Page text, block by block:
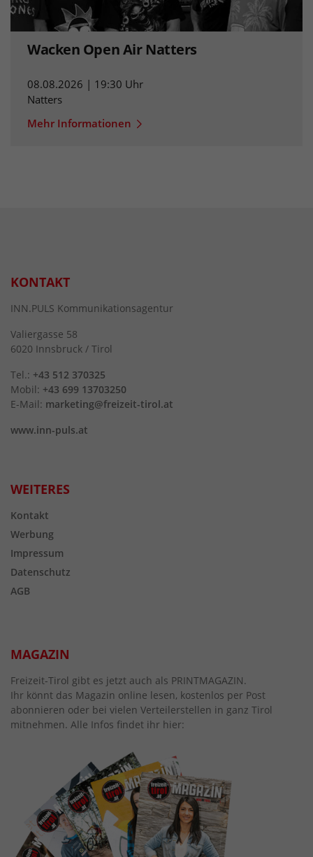
Wacken Open Air Natters
08.08.2026 | 19:30 Uhr
Natters
Mehr Informationen
KONTAKT
INN.PULS Kommunikationsagentur
Valiergasse 58
6020 Innsbruck / Tirol
Tel.: +43 512 370325
Mobil: +43 699 13703250
E-Mail: marketing@freizeit-tirol.at
www.inn-puls.at
WEITERES
Kontakt
Werbung
Impressum
Datenschutz
AGB
MAGAZIN
Freizeit-Tirol gibt es jetzt auch als PRINTMAGAZIN.
Ihr könnt das Magazin online lesen, kostenlos per Post
abonnieren oder bei vielen Verteilerstellen in ganz Tirol
mitnehmen. Alle Infos findet ihr hier: